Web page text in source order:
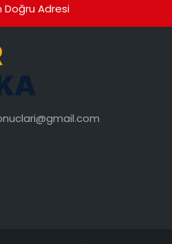
Doğru Adresi